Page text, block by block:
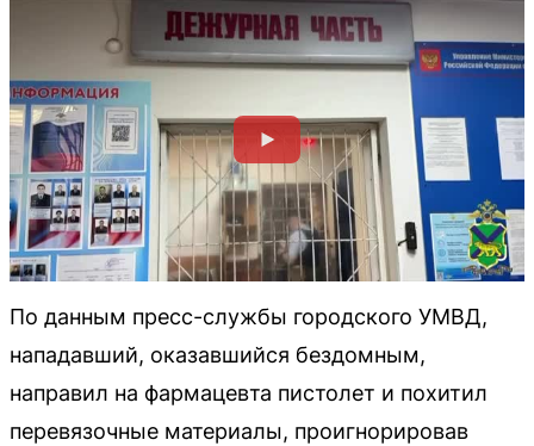
По данным пресс-службы городского УМВД,
нападавший, оказавшийся бездомным,
направил на фармацевта пистолет и похитил
перевязочные материалы, проигнорировав